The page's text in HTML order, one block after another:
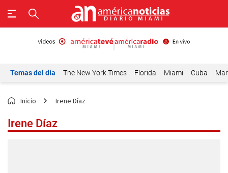
Temas del día The New York Times Florida Miami Cuba
Inicio Irene Díaz
Irene Díaz